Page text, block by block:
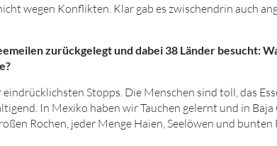
wegen Konflikten. Klar gab es zwischendrin auch
zurückgelegt und dabei 38 Länder besucht:
Stopps. Die Menschen sind toll, das
In Mexiko haben wir Tauchen gelernt und in
Rochen, jeder Menge Haien, Seelöwen und bunten